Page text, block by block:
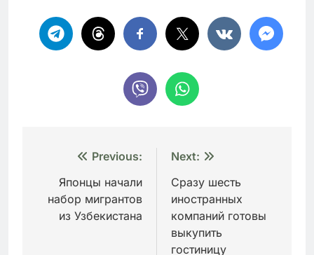
Навигация
записям
Previous:
Японцы начали
набор мигрантов
из Узбекистана
Next:
Сразу шесть
иностранных
компаний готовы
выкупить
гостиницу